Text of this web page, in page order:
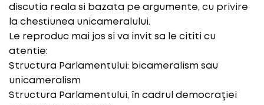
discutia reala si bazata pe argumente, cu privire
la chestiunea unicameralului.
Le reproduc mai jos si va invit sa le cititi cu
atentie:
Structura Parlamentului: bicameralism sau
unicameralism
Structura Parlamentului, în cadrul democraţiei